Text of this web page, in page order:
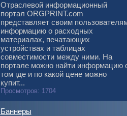
Отраслевой информационный
портал ORGPRINT.com
представляет своим
информацию о расходных
материалах, печатающих
устройствах и таблицах
совместимости между ними. На
портале можно найти информацию
том где и по какой цене можно
купит...
Просмотров: 1704
Баннеры